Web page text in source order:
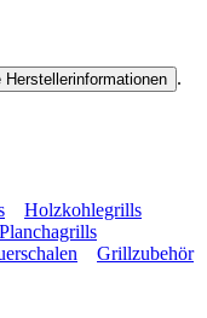
Herstellerinformationen .
Holzkohlegrills
Planchagrills
Grillzubehör